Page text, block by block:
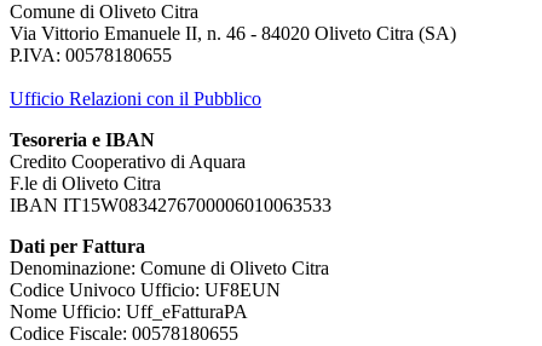
Comune di Oliveto Citra
Via Vittorio Emanuele II, n. 46 - 84020 Oliveto Citra (SA)
P.IVA: 00578180655
Ufficio Relazioni con il Pubblico
Tesoreria e IBAN
Credito Cooperativo di Aquara
F.le di Oliveto Citra
IBAN IT15W0834276700006010063533
Dati per Fattura
Denominazione: Comune di Oliveto Citra
Codice Univoco Ufficio: UF8EUN
Nome Ufficio: Uff_eFatturaPA
Codice Fiscale: 00578180655